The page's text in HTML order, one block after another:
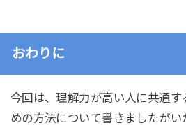
おわりに
今回は、理解力が高い人に共通
めの方法について書きましたがい